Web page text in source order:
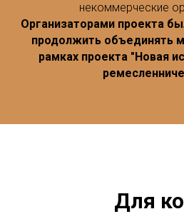
некоммерческие
Организаторами проекта
продолжить объединять
рамках проекта "Новая
Для